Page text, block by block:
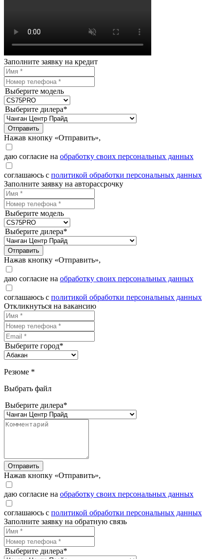
Заполните заявку на кредит
Выберите модель
Выберите дилера*
Отправить
Нажав кнопку «Отправить»,
даю согласие на обработку своих персональных данных
соглашаюсь с политикой обработки персональных данных
Заполните заявку на авторассрочку
Выберите модель
Выберите дилера*
Отправить
Нажав кнопку «Отправить»,
даю согласие на обработку своих персональных данных
соглашаюсь с политикой обработки персональных данных
Откликнуться на вакансию
Выберите город*
Резюме *
Выбрать файл
Выберите дилера*
Отправить
Нажав кнопку «Отправить»,
даю согласие на обработку своих персональных данных
соглашаюсь с политикой обработки персональных данных
Заполните заявку на обратную связь
Выберите дилера*